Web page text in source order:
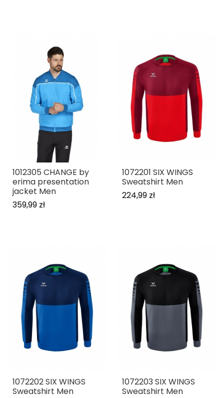
1012305 CHANGE by
erima presentation
jacket Men
359,99 zł
1072201 SIX WINGS
Sweatshirt Men
224,99 zł
1072202 SIX WINGS
Sweatshirt Men
1072203 SIX WINGS
Sweatshirt Men